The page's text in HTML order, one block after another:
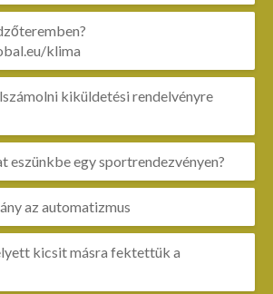
klima
kiküldetési rendelvényre
eszünkbe egy sportrendezvényen?
az automatizmus
kicsit másra fektettük a